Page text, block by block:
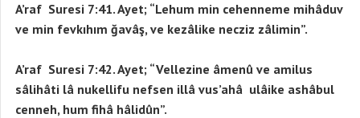
A’raf Suresi 7:41. Ayet; “Lehum min cehenneme mihâduv
ve min fevkıhım ğavâş, ve kezâlike necziz zâlimin”.
A’raf Suresi 7:42. Ayet; “Vellezine âmenû ve amilus
sâlihâti lâ nukellifu nefsen illâ vus’ahâ ulâike ashâbul
cenneh, hum fihâ hâlidûn”.